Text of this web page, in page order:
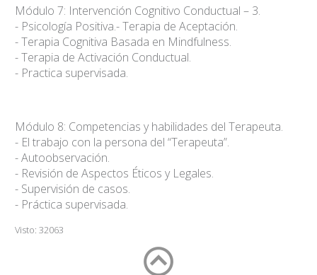
Módulo 7: Intervención Cognitivo Conductual – 3.
- Psicología Positiva.- Terapia de Aceptación.
- Terapia Cognitiva Basada en Mindfulness.
- Terapia de Activación Conductual.
- Practica supervisada.
Módulo 8: Competencias y habilidades del Terapeuta.
- El trabajo con la persona del “Terapeuta”.
- Autoobservación.
- Revisión de Aspectos Éticos y Legales.
- Supervisión de casos.
- Práctica supervisada.
Visto: 32063